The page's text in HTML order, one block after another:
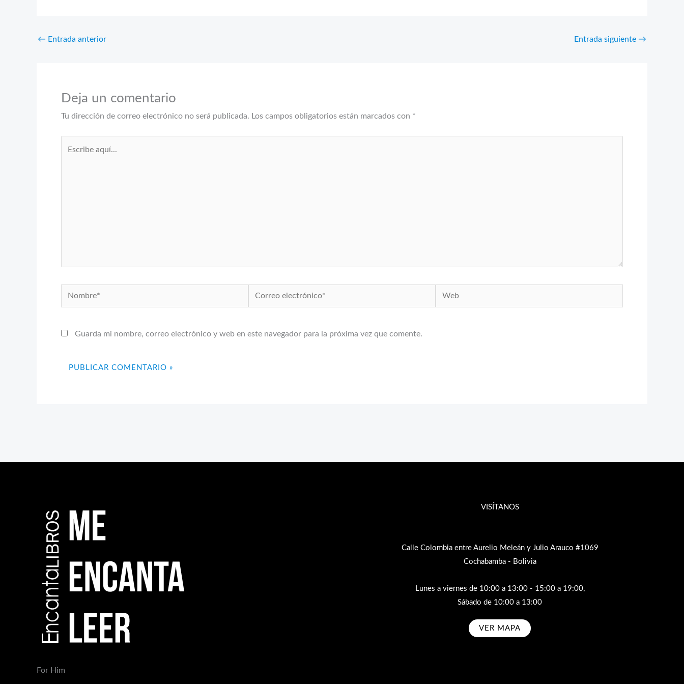
← Entrada anterior Entrada siguiente →
Deja un comentario
Tu dirección de correo electrónico no será publicada. Los campos obligatorios están marcados con *
Nombre*
Correo
electrónico*
Web
Guarda mi nombre, correo electrónico y web en este navegador para la próxima vez que comente.
For Him
VISÍTANOS
Calle Colombia entre Aurelio Meleán y Julio Arauco #1069
Cochabamba - Bolivia
Lunes a viernes de 10:00 a 13:00 - 15:00 a 19:00,
Sábado de 10:00 a 13:00
VER MAPA